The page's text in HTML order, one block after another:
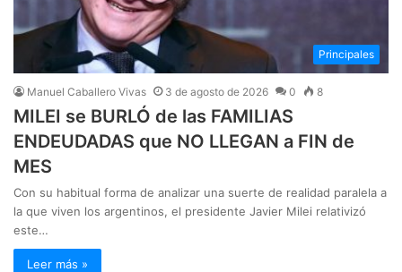
Principales
Manuel Caballero Vivas 3 de agosto de 2026 0 8
MILEI se BURLÓ de las FAMILIAS
ENDEUDADAS que NO LLEGAN a FIN de
MES
Con su habitual forma de analizar una suerte de realidad paralela a
la que viven los argentinos, el presidente Javier Milei relativizó
este…
Leer más »